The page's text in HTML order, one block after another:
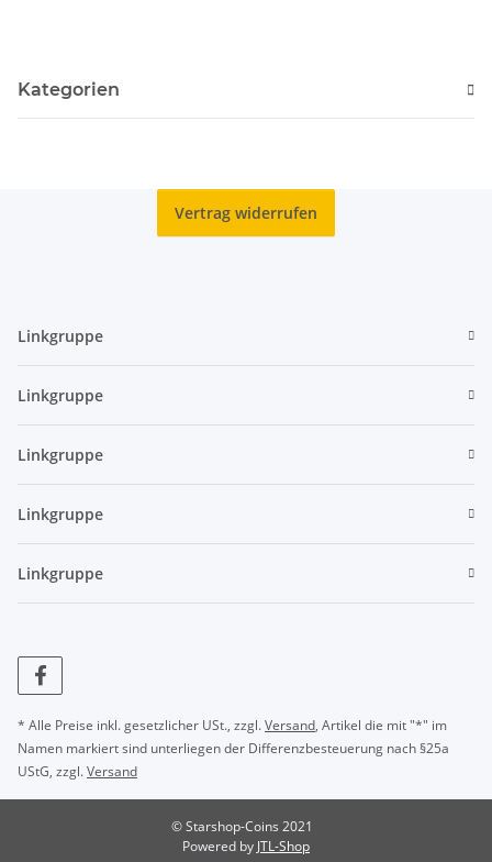
Kategorien
Vertrag widerrufen
Linkgruppe
Linkgruppe
Linkgruppe
Linkgruppe
Linkgruppe
* Alle Preise inkl. gesetzlicher USt., zzgl.Versand, Artikel die mit "*" im
Namen markiert sind unterliegen der Differenzbesteuerung nach §25a
UStG, zzgl.Versand
© Starshop-Coins 2021
Powered by JTL-Shop